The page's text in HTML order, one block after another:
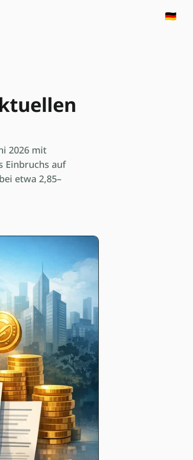
🇩🇪
2026 mit
Einbruchs auf
etwa 2,85–